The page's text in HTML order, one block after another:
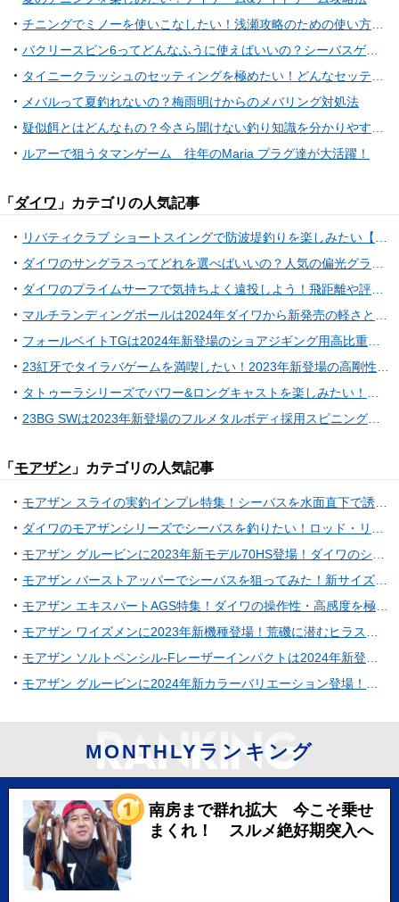
バクリースピン6ってどんなふうに使えばいいの？シーバスゲーム用スピンテールジグ
メバルって夏釣れないの？梅雨明けからのメバリング対処法
ルアーで狙うタマンゲーム 往年のMaria プラグ達が大活躍！
「 ダイワ 」カテゴリの人気記事
「 モアザン 」カテゴリの人気記事
MONTHLYランキング
南房まで群れ拡大 今こそ乗せ
まくれ！ スルメ絶好期突入へ